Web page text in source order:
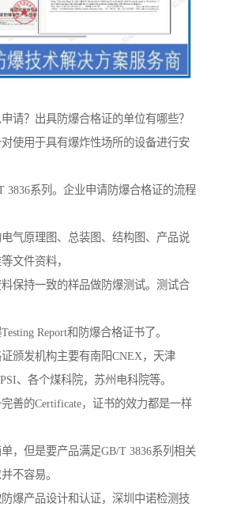
请？出具防爆合格证的单位有哪些？
使用于具有爆炸性场所的设备进行安
3836系列。企业申请防爆合格证的流程
气原理图、总装图、结构图、产品说
文件资料，
保持一致的样品做防爆测试。测试合
Report和防爆合格证书了。
颁发机构主要有南阳CNEX，天津
、各个煤科院，苏州电科院等。
善的Certificate，证书的效力都是一样
，但是要产品满足GB/T 3836系列相关
不容易。
爆产品设计和认证，深圳中诺检测技